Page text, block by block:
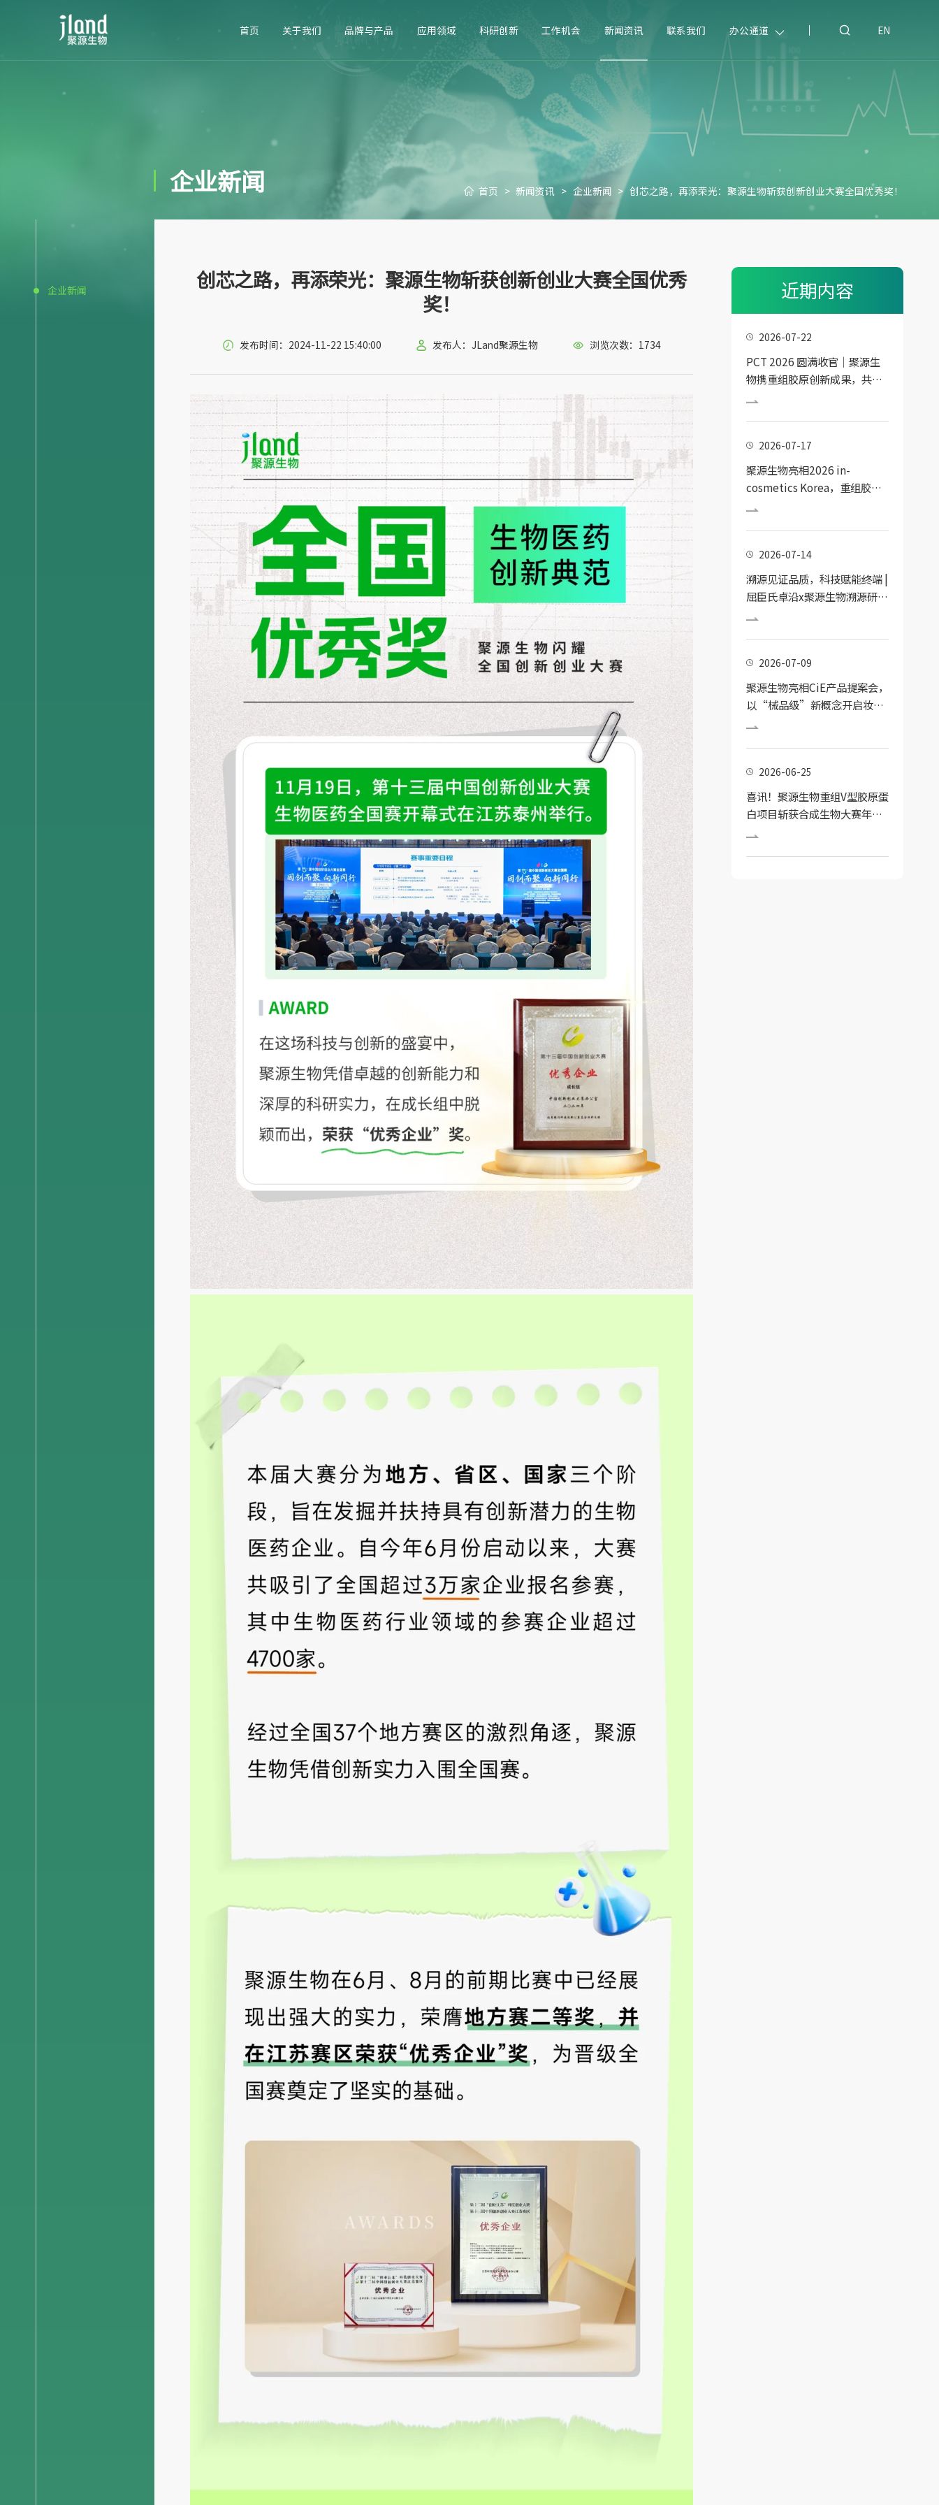
首页 关于我们 品牌与产品 应用领域 科研创新 工作机会 新闻资讯 联系我们 办公通道 EN
企业新闻 首页 > 新闻资讯 > 企业新闻 > 创芯之路，再添荣光：聚源生物斩获创新创业大赛全国优秀奖！
企业新闻
创芯之路，再添荣光：聚源生物斩获创新创业大赛全国优秀
奖！
发布时间：2024-11-22 15:40:00 发布人：JLand聚源生物 浏览次数：1734
近期内容
2026-07-22
PCT 2026 圆满收官｜聚源生
物携重组胶原创新成果，共探
个人护理技术新趋势
2026-07-17
聚源生物亮相2026 in-
cosmetics Korea，重组胶原
蛋白前沿科技引领K-Beauty新
2026-07-14
溯源见证品质，科技赋能终端 |
屈臣氏卓沿x聚源生物溯源研学
活动圆满收官
2026-07-09
聚源生物亮相CiE产品提案会，
以“械品级”新概念开启妆械
结合护肤新纪元
2026-06-25
喜讯！聚源生物重组V型胶原蛋
白项目斩获合成生物大赛年度
新锐奖